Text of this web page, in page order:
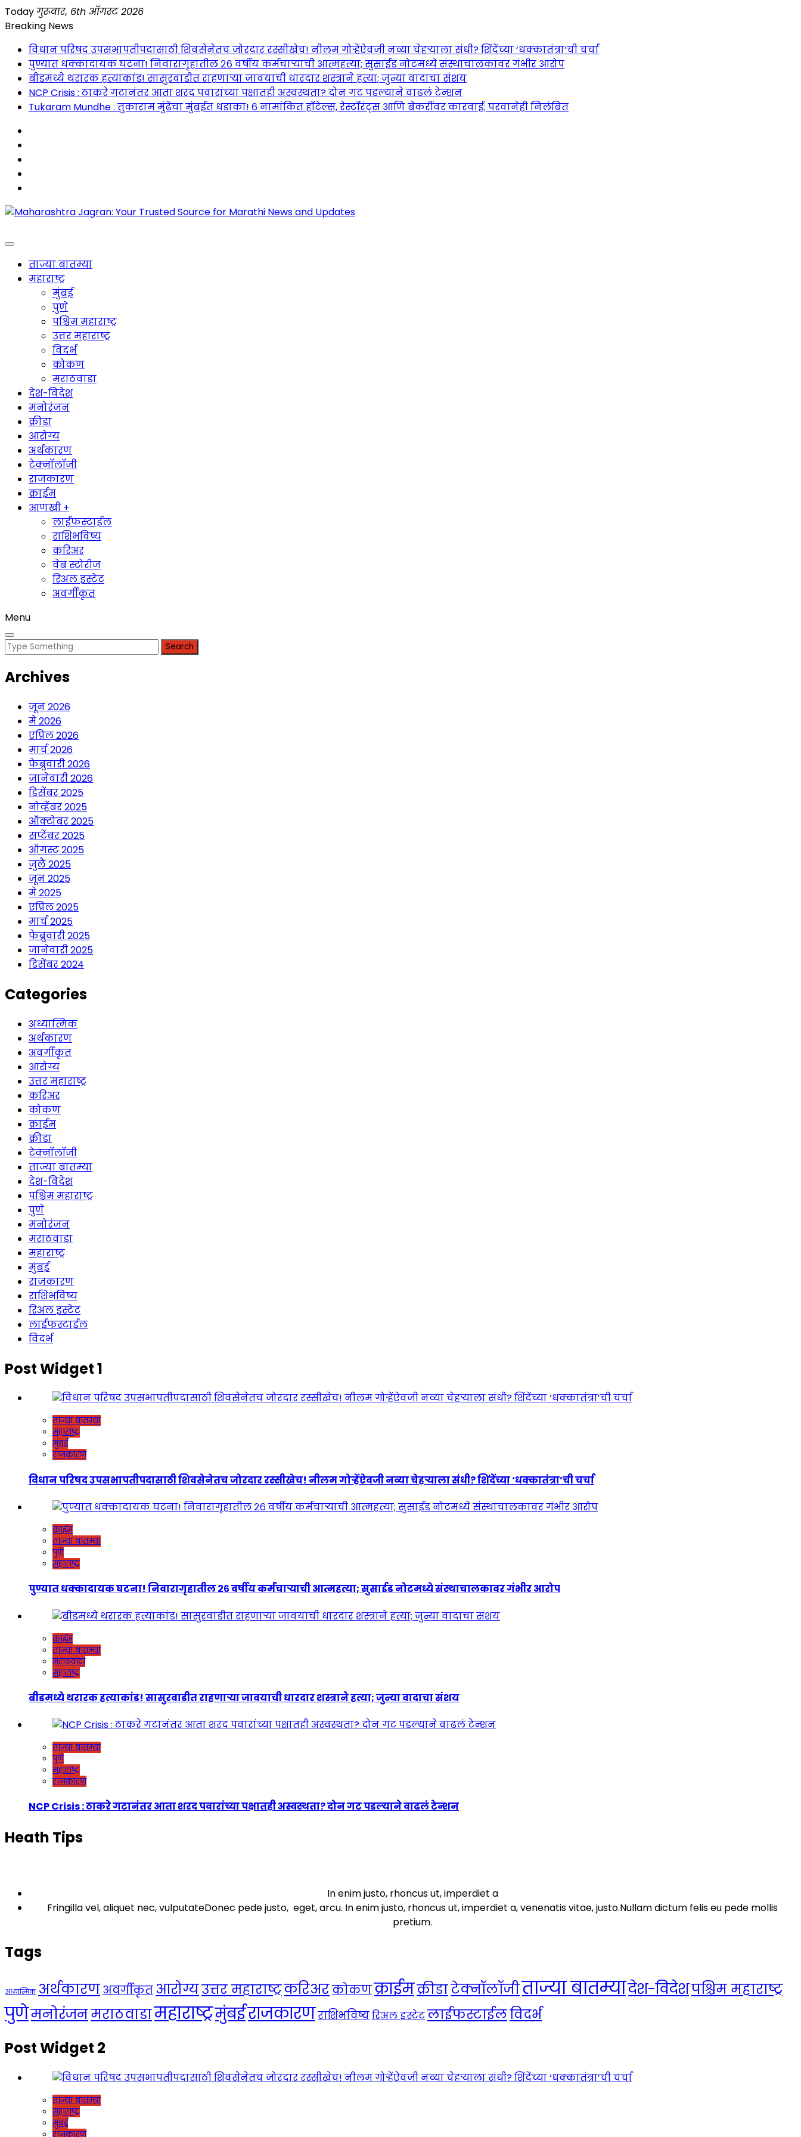
Skip
to
Todayगुरूवार, 6th ऑगस्ट 2026
Breaking News
विधान परिषद उपसभापतीपदासाठी शिवसेनेतच जोरदार रस्सीखेच! नीलम गोऱ्हेंऐवजी नव्या चेहऱ्याला संधी? शिंदेंच्या ‘धक्कातंत्रा’ची चर्चा
पुण्यात धक्कादायक घटना! निवारागृहातील २६ वर्षीय कर्मचाऱ्याची आत्महत्या; सुसाईड नोटमध्ये संस्थाचालकावर गंभीर आरोप
बीडमध्ये थरारक हत्याकांड! सासुरवाडीत राहणाऱ्या जावयाची धारदार शस्त्राने हत्या; जुन्या वादाचा संशय
NCP Crisis : ठाकरे गटानंतर आता शरद पवारांच्या पक्षातही अस्वस्थता? दोन गट पडल्याने वाढलं टेन्शन
Tukaram Mundhe : तुकाराम मुंढेंचा मुंबईत धडाका! ६ नामांकित हॉटेल्स, रेस्टॉरंट्स आणि बेकरींवर कारवाई; परवानेही निलंबित
Maharashtra Jagran : Your Trusted Companion for the Latest News
ताज्या बातम्या
महाराष्ट्र
मुंबई
पुणे
पश्चिम महाराष्ट्र
उत्तर महाराष्ट्र
विदर्भ
कोकण
मराठवाडा
देश-विदेश
मनोरंजन
क्रीडा
आरोग्य
अर्थकारण
टेक्नॉलॉजी
राजकारण
क्राईम
आणखी +
लाईफस्टाईल
राशिभविष्य
करिअर
वेब स्टोरीज
रिअल इस्टेट
अवर्गीकृत
Menu
Search
Archives
जून 2026
मे 2026
एप्रिल 2026
मार्च 2026
फेब्रुवारी 2026
जानेवारी 2026
डिसेंबर 2025
नोव्हेंबर 2025
ऑक्टोबर 2025
सप्टेंबर 2025
ऑगस्ट 2025
जुलै 2025
जून 2025
मे 2025
एप्रिल 2025
मार्च 2025
फेब्रुवारी 2025
जानेवारी 2025
डिसेंबर 2024
Categories
अध्यात्मिक
अर्थकारण
अवर्गीकृत
आरोग्य
उत्तर महाराष्ट्र
करिअर
कोकण
क्राईम
क्रीडा
टेक्नॉलॉजी
ताज्या बातम्या
देश-विदेश
पश्चिम महाराष्ट्र
पुणे
मनोरंजन
मराठवाडा
महाराष्ट्र
मुंबई
राजकारण
राशिभविष्य
रिअल इस्टेट
लाईफस्टाईल
विदर्भ
Post Widget 1
ताज्या बातम्या
महाराष्ट्र
मुंबई
राजकारण
विधान परिषद उपसभापतीपदासाठी शिवसेनेतच जोरदार रस्सीखेच! नीलम गोऱ्हेंऐवजी नव्या चेहऱ्याला संधी? शिंदेंच्या ‘धक्कातंत्रा’ची चर्चा
क्राईम
ताज्या बातम्या
पुणे
महाराष्ट्र
पुण्यात धक्कादायक घटना! निवारागृहातील २६ वर्षीय कर्मचाऱ्याची आत्महत्या; सुसाईड नोटमध्ये संस्थाचालकावर गंभीर आरोप
क्राईम
ताज्या बातम्या
मराठवाडा
महाराष्ट्र
बीडमध्ये थरारक हत्याकांड! सासुरवाडीत राहणाऱ्या जावयाची धारदार शस्त्राने हत्या; जुन्या वादाचा संशय
ताज्या बातम्या
पुणे
महाराष्ट्र
राजकारण
NCP Crisis : ठाकरे गटानंतर आता शरद पवारांच्या पक्षातही अस्वस्थता? दोन गट पडल्याने वाढलं टेन्शन
Heath Tips
In enim justo, rhoncus ut, imperdiet a
Fringilla vel, aliquet nec, vulputateDonec pede justo, eget, arcu. In enim justo, rhoncus ut, imperdiet a, venenatis vitae, justo.Nullam dictum felis eu pede mollis
pretium.
Tags
अध्यात्मिक अर्थकारणअवर्गीकृत आरोग्यउत्तर महाराष्ट्रकरिअरकोकणक्राईमक्रीडाटेक्नॉलॉजीताज्या बातम्यादेश-विदेशपश्चिम महाराष्ट्र
पुणेमनोरंजनमराठवाडामहाराष्ट्रमुंबईराजकारणराशिभविष्यरिअल इस्टेटलाईफस्टाईलविदर्भ
Post Widget 2
ताज्या बातम्या
महाराष्ट्र
मुंबई
राजकारण